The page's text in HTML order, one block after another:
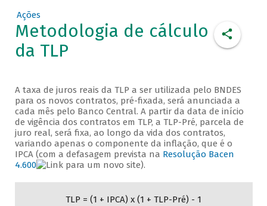
Ações
Metodologia de cálculo
da TLP
A taxa de juros reais da TLP a ser utilizada pelo BNDES
para os novos contratos, pré-fixada, será anunciada a
cada mês pelo Banco Central. A partir da data de início
de vigência dos contratos em TLP, a TLP-Pré, parcela de
juro real, será fixa, ao longo da vida dos contratos,
variando apenas o componente da inflação, que é o
IPCA (com a defasagem prevista na Resolução Bacen
4.600
).
TLP = (1 + IPCA) x (1 + TLP-Pré) - 1